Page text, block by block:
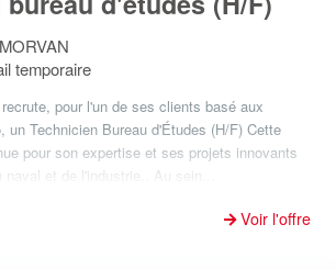
temporaire
pour l'un de ses clients basé aux
un Technicien Bureau d'Études (H/F) Cette
pour son expertise et ses projets innovants
naval et de l'industrie.. Au sein...
Voir l'offre